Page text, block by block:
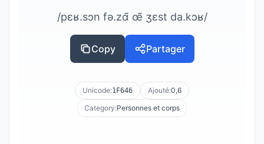
/pɛʁ.sɔn fə.zɑ̃ œ̃ ʒɛst da.kɔʁ/
Copy Partager
Unicode:1F646 Ajouté:0,6
Category:Personnes et corps